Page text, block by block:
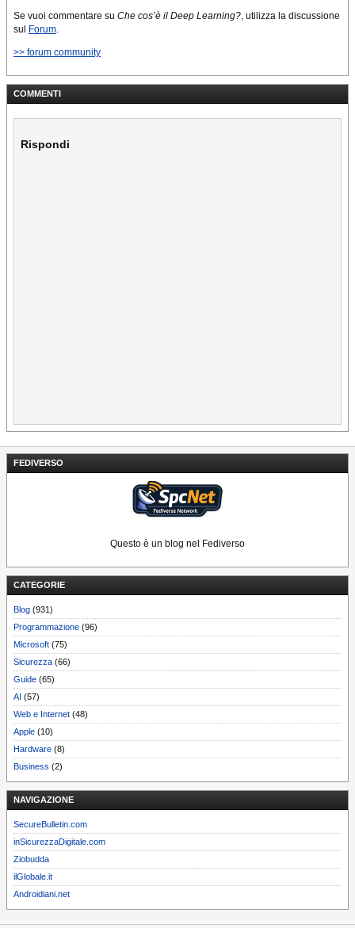
FEDIVERSO
Questo è un blog nel Fediverso
CATEGORIE
Blog (931)
Programmazione (96)
Microsoft (75)
Sicurezza (66)
Guide (65)
AI (57)
Web e Internet (48)
Apple (10)
Hardware (8)
Business (2)
NAVIGAZIONE
SecureBulletin.com
inSicurezzaDigitale.com
Ziobudda
ilGlobale.it
Androidiani.net
Se vuoi commentare su Che cos’è il Deep Learning?, utilizza la discussione
sul
Forum.
>> forum community
COMMENTI
Rispondi